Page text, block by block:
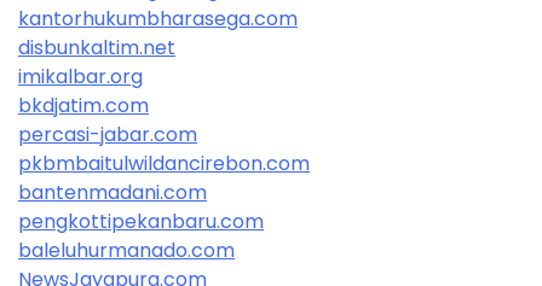
kantorhukumbharasega.com
disbunkaltim.net
imikalbar.org
bkdjatim.com
percasi-jabar.com
pkbmbaitulwildancirebon.com
bantenmadani.com
pengkottipekanbaru.com
baleluhurmanado.com
NewsJayapura.com